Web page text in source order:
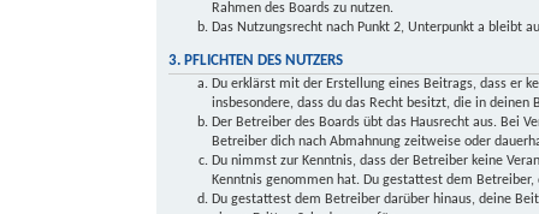
Rahmen des Boards zu nutzen.
Das Nutzungsrecht nach Punkt 2, Unterpunkt a bleibt
3. PFLICHTEN DES NUTZERS
Du erklärst mit der Erstellung eines Beitrags, dass er
insbesondere, dass du das Recht besitzt, die in
Der Betreiber des Boards übt das Hausrecht aus. Bei
Betreiber dich nach Abmahnung zeitweise oder
Du nimmst zur Kenntnis, dass der Betreiber keine
Kenntnis genommen hat. Du gestattest dem
Du gestattest dem Betreiber darüber hinaus, deine